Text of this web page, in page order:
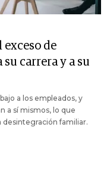
exceso de
carrera y a su
a los empleados, y
a sí mismos, lo que
desintegración familiar.